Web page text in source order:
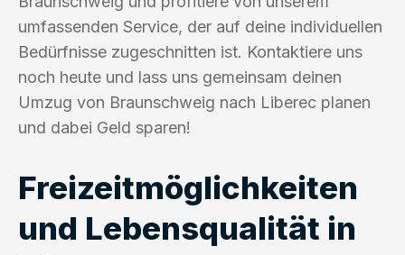
umfassenden Service, der auf deine individuellen
Bedürfnisse zugeschnitten ist. Kontaktiere uns
noch heute und lass uns gemeinsam deinen
Umzug von Braunschweig nach Liberec planen
und dabei Geld sparen!
Freizeitmöglichkeiten
und Lebensqualität in